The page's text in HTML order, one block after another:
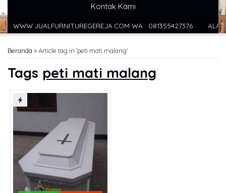
Kontak Kami
WA : 081355427376 ALAMAT
Beranda »Article tag in 'peti mati malang'
Tags peti mati malang